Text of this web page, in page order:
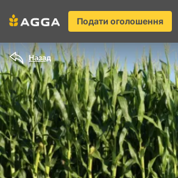
Подати оголошення
Назад